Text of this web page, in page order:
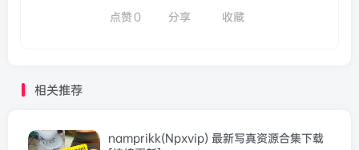
点赞0 分享 收藏
相关推荐
namprikk(Npxvip) 最新写真资源合集下载